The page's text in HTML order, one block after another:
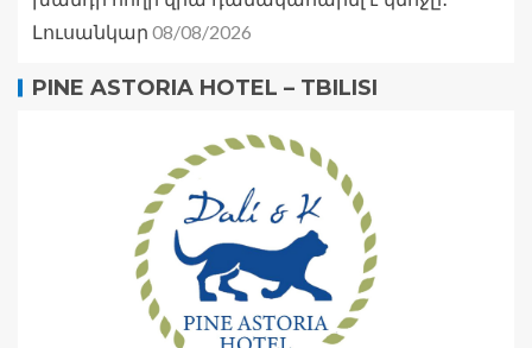
Լուսանկար 08/08/2026
PINE ASTORIA HOTEL – TBILISI